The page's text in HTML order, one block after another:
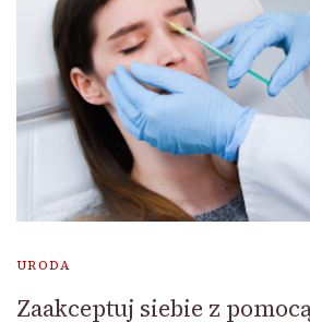
URODA
Zaakceptuj siebie z